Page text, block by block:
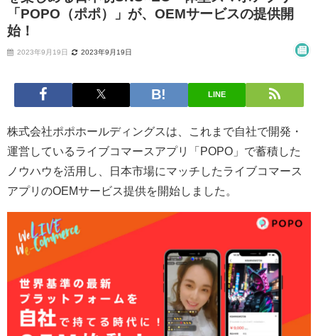
「POPO（ポポ）」が、OEMサービスの提供開
始！
2023年9月19日 2023年9月19日
LINE
株式会社ポポホールディングスは、これまで自社で開発・
運営しているライブコマースアプリ「POPO」で蓄積した
ノウハウを活用し、日本市場にマッチしたライブコマース
アプリのOEMサービス提供を開始しました。